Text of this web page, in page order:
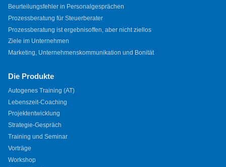
Beurteilungsfehler in Personalgesprächen
Prozessberatung für Steuerberater
Prozessberatung ist ergebnisoffen, aber nicht ziellos
Ziele im Unternehmen
Marketing, Unternehmenskommunikation und Bonität
Die Produkte
Autogenes Training (AT)
Lebenszeit-Coaching
Projektentwicklung
Strategie-Gespräch
Training und Seminar
Vorträge
Workshop